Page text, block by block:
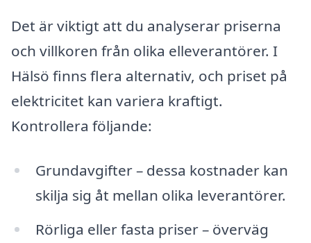
Det är viktigt att du analyserar priserna
och villkoren från olika elleverantörer. I
Hälsö finns flera alternativ, och priset på
elektricitet kan variera kraftigt.
Kontrollera följande:
Grundavgifter – dessa kostnader kan
skilja sig åt mellan olika leverantörer.
Rörliga eller fasta priser – överväg